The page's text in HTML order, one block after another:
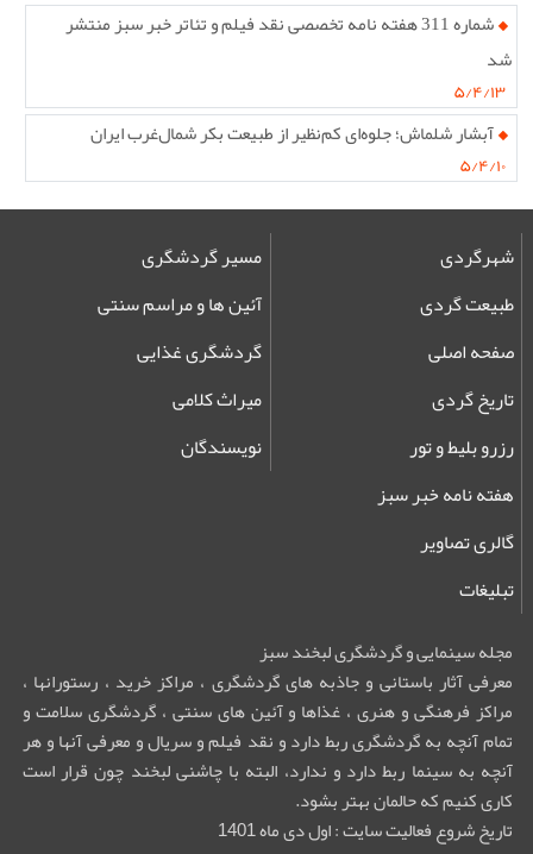
شماره 311 هفته نامه تخصصی نقد فیلم و تئاتر خبر سبز منتشر
شد
۵/۴/۱۳
آبشار شلماش؛ جلوه‌ای کم‌نظیر از طبیعت بکر شمال‌غرب ایران
۵/۴/۱۰
شهرگردی
طبیعت گردی
صفحه اصلی
تاریخ گردی
مسیر گردشگری
آئین ها و مراسم سنتی
گردشگری غذایی
میراث کلامی
رزرو بلیط و تور
هفته نامه خبر سبز
گالری تصاویر
تبلیغات
نویسندگان
مجله سینمایی و گردشگری لبخند سبز
معرفی آثار باستانی و جاذبه های گردشگری ، مراکز خرید ، رستورانها ،
مراکز فرهنگی و هنری ، غذاها و آئین های سنتی ، گردشگری سلامت و
تمام آنچه به گردشگری ربط دارد و نقد فیلم و سریال و معرفی آنها و هر
آنچه به سینما ربط دارد و ندارد، البته با چاشنی لبخند چون قرار است
کاری کنیم که حالمان بهتر بشود.
تاریخ شروع فعالیت سایت : اول دی ماه 1401